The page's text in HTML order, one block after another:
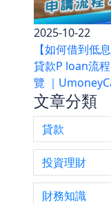
2025-10-22
【如何借到低
貸款P loan流
覽 ｜
文章分類
貸款
投資理財
財務知識